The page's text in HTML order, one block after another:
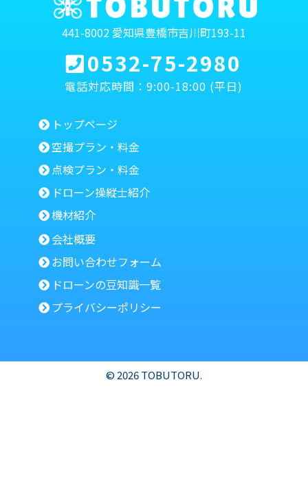
441-8002 愛知県豊橋市吉川町193-11
0532-75-2980
電話対応時間：9:00-18:00 (平日)
トップページ
空撮プラン・料金
点検プラン・料金
ドローン操縦士紹介
機材紹介
会社概要
お問い合わせフォーム
ドローンの豆知識一覧
プライバシーポリシー
© 2026 TOBUTORU.